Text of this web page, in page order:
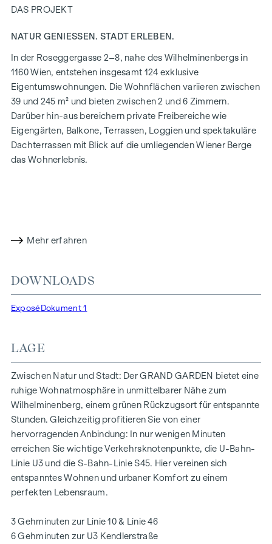
DAS PROJEKT
NATUR GENIESSEN. STADT ERLEBEN.
In der Roseggergasse 2–8, nahe des Wilhelminenbergs in
1160 Wien, entstehen insgesamt 124 exklusive
Eigentumswohnungen. Die Wohnflächen variieren zwischen
39 und 245 m² und bieten zwischen 2 und 6 Zimmern.
Darüber hin-aus bereichern private Freibereiche wie
Eigengärten, Balkone, Terrassen, Loggien und spektakuläre
Dachterrassen mit Blick auf die umliegenden Wiener Berge
das Wohnerlebnis.
Die Immobilie bietet nicht nur niedrigere Energiekosten
Lichtverhältnissen. Die BewohnerInnen profitieren von der
idealen Lage, nur wenige Gehminuten von den U3-Stationen
„Ottakring“ und „Kendlerstraße“ entfernt, die eine direkte
NATUR UND LEBENSQUALITÄT
Das absolute Highlight des Wohnprojekts GRAND GARDEN
ist die rund 1.000 m² große Innenhof-Ruheoase – ein
einzigartiger Rückzugsort für alle Generationen. Hier trifft
Natur auf urbanes Wohnen und schafft eine
außergewöhnliche Lebensqualität.
Die Gemeinschaftsplätze mit Bänken und Tischen laden
zum entspannten Ver-weilen ein und bieten einen
naturnahen Treffpunkt für alle Generationen. Ein
einladender Kinderspielbereich bietet unbeschwerte
Wohnanlage, sodass die Kinder sorgenfrei und sicher
spielen können. Bei der Planung wurde besonderer Wert auf
Mehr erfahren
DOWNLOADS
Exposé Dokument 1
LAGE
Zwischen Natur und Stadt: Der GRAND GARDEN bietet eine
ruhige Wohnatmosphäre in unmittelbarer Nähe zum
Wilhelminenberg, einem grünen Rückzugsort für entspannte
Stunden. Gleichzeitig profitieren Sie von einer
hervorragenden Anbindung: In nur wenigen Minuten
erreichen Sie wichtige Verkehrsknotenpunkte, die U-Bahn-
Linie U3 und die S-Bahn-Linie S45. Hier vereinen sich
entspanntes Wohnen und urbaner Komfort zu einem
perfekten Lebensraum.
3 Gehminuten zur Linie 10 & Linie 46
6 Gehminuten zur U3 Kendlerstraße